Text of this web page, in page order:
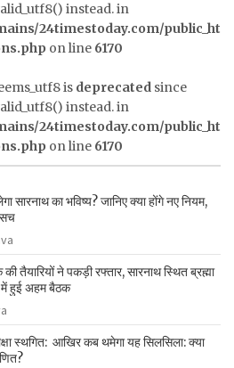
instead. in
24timestoday.com/public_ht
on line 6170
is deprecated since
instead. in
24timestoday.com/public_ht
on line 6170
का भविष्य? जानिए क्या होंगे नए नियम,
सच
तैयारियों ने पकड़ी रफ्तार, सारनाथ स्थित ब्रह्मा
में हुई अहम बैठक
स्थगित: आखिर कब थमेगा यह सिलसिला: क्या